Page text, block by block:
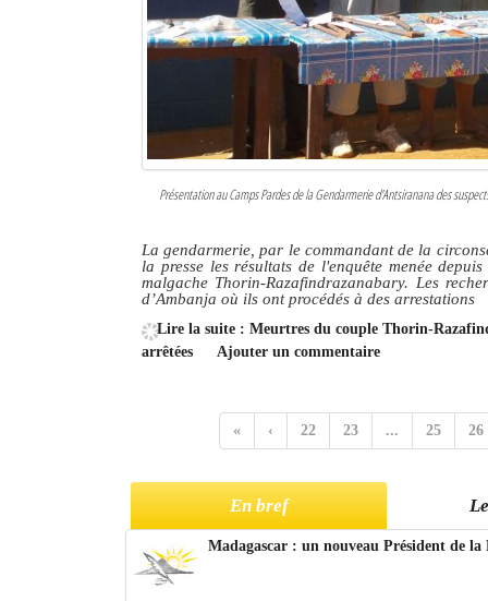
Présentation au Camps Pardes de la Gendarmerie d'Antsiranana des
La gendarmerie, par le commandant de la
la presse les résultats de l'enquête menée
malgache Thorin-Razafindrazanabary. Les
d’Ambanja où ils ont procédés à des arrestations
Lire la suite : Meurtres du couple Thorin-
arrêtées
Ajouter un commentaire
« ‹ 22 23 ... 25 26
En bref
Madagascar : un nouveau Président de